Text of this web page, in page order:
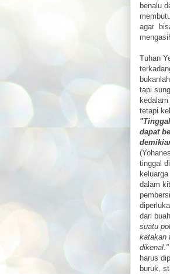
benalu
agar
Tuhan
tapi
tetapi
dapat
tinggal
dalam
dari
suatu
katakan
dikenal."
harus
buruk,